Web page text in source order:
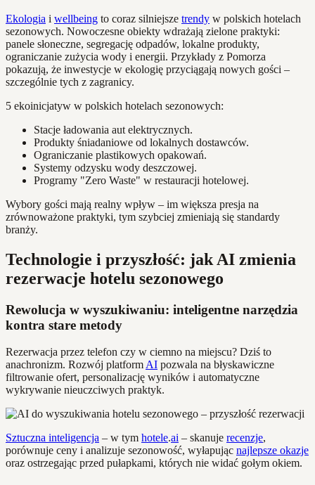
Ekologia i wellbeing to coraz silniejsze trendy w polskich hotelach
sezonowych. Nowoczesne obiekty wdrażają zielone praktyki:
panele słoneczne, segregację odpadów, lokalne produkty,
ograniczanie zużycia wody i energii. Przykłady z Pomorza
pokazują, że inwestycje w ekologię przyciągają nowych gości –
szczególnie tych z zagranicy.
5 ekoinicjatyw w polskich hotelach sezonowych:
Stacje ładowania aut elektrycznych.
Produkty śniadaniowe od lokalnych dostawców.
Ograniczanie plastikowych opakowań.
Systemy odzysku wody deszczowej.
Programy "Zero Waste" w restauracji hotelowej.
Wybory gości mają realny wpływ – im większa presja na
zrównoważone praktyki, tym szybciej zmieniają się standardy
branży.
Technologie i przyszłość: jak AI zmienia
rezerwacje hotelu sezonowego
Rewolucja w wyszukiwaniu: inteligentne narzędzia
kontra stare metody
Rezerwacja przez telefon czy w ciemno na miejscu? Dziś to
anachronizm. Rozwój platformAI pozwala na błyskawiczne
filtrowanie ofert, personalizację wyników i automatyczne
wykrywanie nieuczciwych praktyk.
Sztuczna inteligencja – w tym hotele.ai – skanuje recenzje,
porównuje ceny i analizuje sezonowość, wyłapując najlepsze okazje
oraz ostrzegając przed pułapkami, których nie widać gołym okiem.